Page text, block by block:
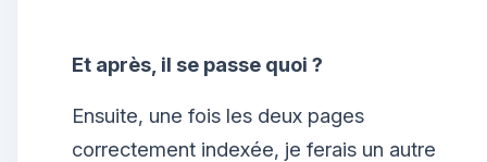
Et après, il se passe quoi ?
Ensuite, une fois les deux pages
correctement indexée, je ferais un autre